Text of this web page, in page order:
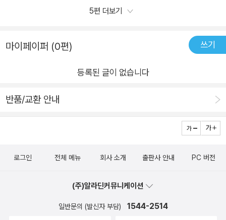
야기는 영웅의 모습보다는 우리가 일상에서 저지르는실수들을
바보같이~'를 연발할 때와 매우 흡사한 모습으로.어딘가 숨고 싶
고, 얼굴이 빨개지고, 손이 달달 떨리는 경험으로 우리는 실수에
대한 면역을 키우는지도 모르겠다.골동품 가게에 든 도둑들에게
은행 강도를 잡으려다 엉뚱하게 경찰관을 잡는.... 슈퍼히어로들
감추려고 하거나 숨어서 시간을 벌 생각 대신 사람들의 관심을돌
어쩌면 그들의 대처법이 최선의 해결법이었는지 모른다.​우리는
않을 땐 실수가 들키지 않도록 숨길 방법을 찾는다.하지만 수퍼히
곤 아무일도 없었다는 듯 다시 자신의 임무를 수행하기 위해 노력
5편 더보기
마이페이퍼 (0편) 쓰기
등록된 글이 없습니다
반품/교환 안내
로그인 전체 메뉴 회사 소개 출판사 안내 PC 버전
(주)알라딘커뮤니케이션
일반문의 (발신자 부담) 1544-2514